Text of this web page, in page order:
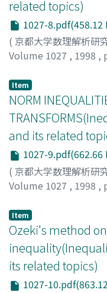
related topics)
1027-8.pdf(458.12
( 京都大学数理解析研
Volume 1027 , 1998 ,
Item
NORM
and its related
1027-9.pdf(662.66
( 京都大学数理解析研
Volume 1027 , 1998 ,
Item
Ozeki's method
its related topics)
1027-